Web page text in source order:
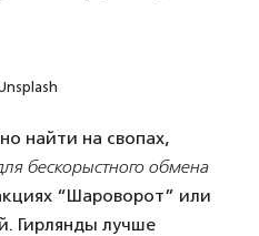
найти на свопах,
бескорыстного обмена
“Шароворот” или
Гирлянды лучше